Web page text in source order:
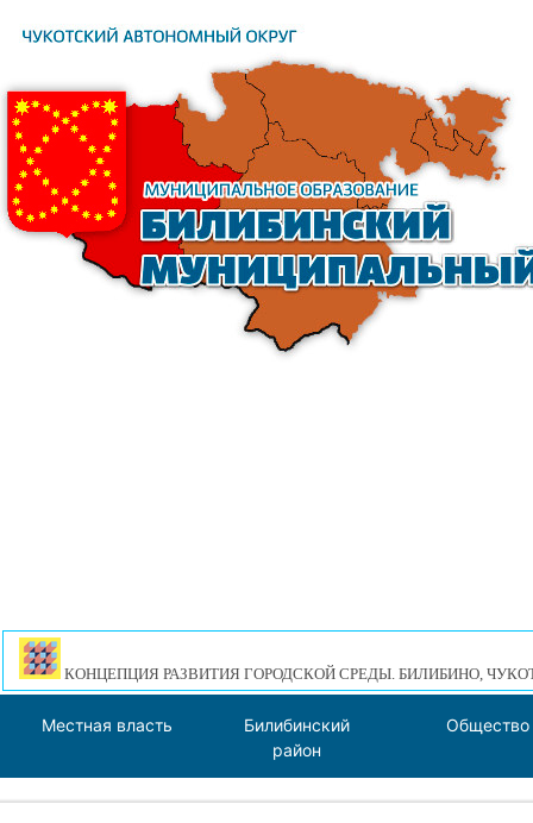
КОНЦЕПЦИЯ РАЗВИТИЯ ГОРОДСКОЙ СРЕДЫ. БИЛИБИНО,
Местная власть
Билибинский
район
Общество